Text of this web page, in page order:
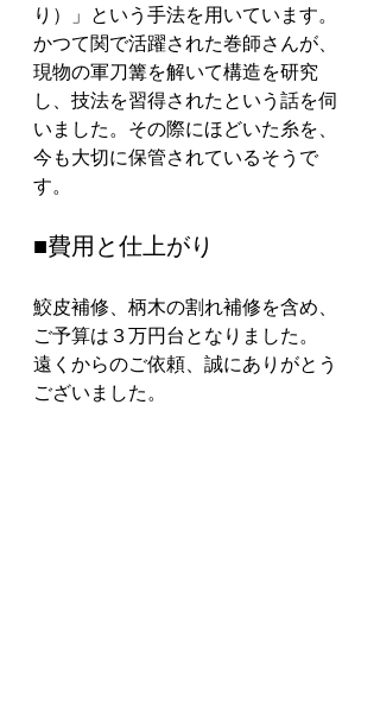
り）」という手法を用いています。
かつて関で活躍された巻師さんが、
現物の軍刀篝を解いて構造を研究
し、技法を習得されたという話を伺
いました。その際にほどいた糸を、
今も大切に保管されているそうで
す。
■費用と仕上がり
鮫皮補修、柄木の割れ補修を含め、
ご予算は３万円台となりました。
遠くからのご依頼、誠にありがとう
ございました。